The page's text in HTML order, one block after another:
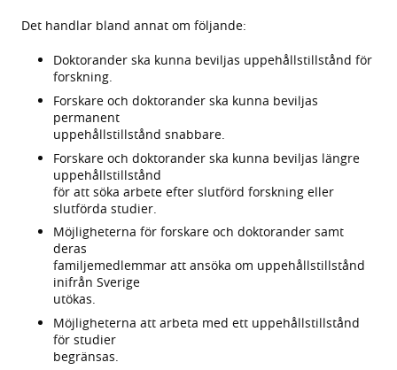
Det handlar bland annat om följande:
Doktorander ska kunna beviljas uppehållstillstånd för
forskning.
Forskare och doktorander ska kunna beviljas
permanent
uppehållstillstånd snabbare.
Forskare och doktorander ska kunna beviljas längre
uppehållstillstånd
för att söka arbete efter slutförd forskning eller
slutförda studier.
Möjligheterna för forskare och doktorander samt
deras
familjemedlemmar att ansöka om uppehållstillstånd
inifrån Sverige
utökas.
Möjligheterna att arbeta med ett uppehållstillstånd
för studier
begränsas.